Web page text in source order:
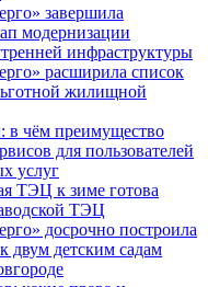
завершила
модернизации
инфраструктуры
расширила список
жилищной
чём преимущество
для пользователей
услуг
ТЭЦ к зиме готова
ТЭЦ
досрочно построила
двум детским садам